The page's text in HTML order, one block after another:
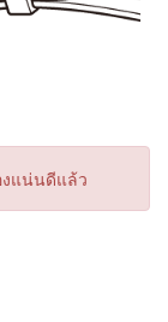
งแน่นดีแล้ว